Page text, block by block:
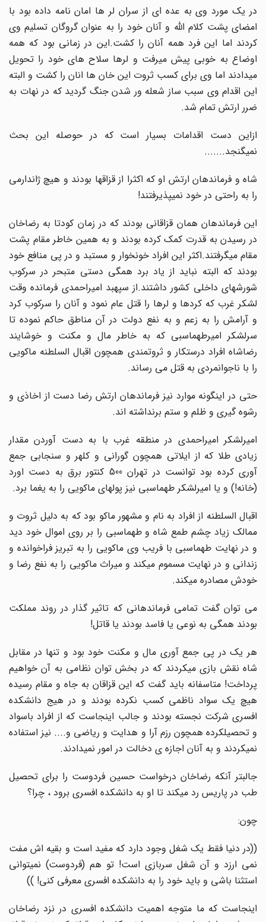
در یک مورد وی به عده ای از سران لر ها امان نامه داده بود با
امضای پشت کلام الله و آنان خود را به عنوان گروگان تسلیم وی
کردند اما این فرد همه آنان را کشت.این در زمانی بود که همه
اوضاع به خوبی پیش میرفت و لرها سلاح های خود را تحویل
میدادند اما وی برای کسب ثروت این خان ها انان را کشت و البته
این اقدام وی سبب ساز شعله ور شدن جنگ گردید که در نهات به
ضرر ارتش تمام شد.
ازاین دست اقدامات بسیار است که در حوصله این بحث
نمیگنجد.......
شاه و فرماندهان ارتش او که اکثرا از قزاقها بودند و هیچ ژاندارمی
را به راحتی در خود نمیپذیرفتند!
این فرماندهان همان قزاقانی بودند که در زمان کودتا به رضاخان
در رسیدن به قدرت کمک کرده بودند و به همین خاطر مقام پشت
مقام میگرفتند.اکثر این افراد خونخوار و مستبد و در پی منافع خود
بودند که البته نباید از یاد برد همگی دستی متبحر در سرکوب
شورشهای داخلی کشور داشتند.از سپهبد امیراحمدی فرمانده وقت
لشکر غرب که کردها و لرها را قتل عام نمود و آنان را سرکوب کرد
و آرامش را به زعم و به نفع دولت در آن مناطق حاکم نموده تا
سرلشکر امیرطهماسبی که به خاطر مال و مکنت و خوشایند
رضاشاه افراد درستکار و ثروتمندی همچون اقبال السلطنه ماکویی
را با ناجوانمردی به قتل می رساند.
حتی در اینگونه موارد نیز فرماندهان ارتش رضا دست از اخاذی و
رشوه گیری و ظلم و ستم برنداشته اند.
امیرلشکر امیراحمدی در منطقه غرب با به دست آوردن مقدار
زیادی طلا که از ایلاتی همچون گورانی و کلهر و سنجابی جمع
آوری کرده بود توانست در تهران 500 کنتور برق به دست اورد
(خانه!) و یا امیرلشکر طهماسبی نیز پولهای ماکویی را به یغما برد.
اقبال السلطنه از افراد به نام و مشهور ماکو بود که به دلیل ثروت و
ممالک زیاد چشم طمع شاه و طهماسبی را بر روی اموال خود دید
و در نهایت طهماسبی با فریب وی ماکویی را به تبریز فراخوانده و
زندانی و در نهایت مسموم میکند و میراث ماکویی را به نفع رضا و
خودش مصادره میکند.
می توان گفت تمامی فرماندهانی که تاثیر گذار در روند مملکت
بودند همگی به نوعی یا فاسد بودند یا قاتل!
هر یک در پی جمع آوری مال و مکنت خود بود و تنها در مقابل
شاه نقش بازی میکردند که در بخش توان نظامی به آن خواهیم
پرداخت! متاسفانه باید گفت که این قزاقان به جاه و مقام رسیده
هیچ یک سواد ناظمی کسب نکرده بودند و در هیج دانشکده
افسری شرکت نجسته بودند و جالب اینجاست که از افراد باسواد
و تحصیلکرده همچون رزم آرا و هدایت و ریاضی و.... نیز استفاده
نمیکردند و به آنان اجازه ی دخالت در امور نمیدادند.
جالبتر آنکه رضاخان درخواست حسین فردوست را برای تحصیل
طب در پاریس رد میکند تا او به دانشکده افسری برود ، چرا؟
چون:
((در دنیا فقط یک شغل وجود دارد که مفید است و بقیه اش مفت
نمی ارزد و آن شغل سربازی است! تو هم (فردوست) نمیتوانی
استثنا باشی و باید خود را به دانشکده افسری معرفی کنی! ))
اینجاست که ما متوجه اهمیت دانشکده افسری در نزد رضاخان